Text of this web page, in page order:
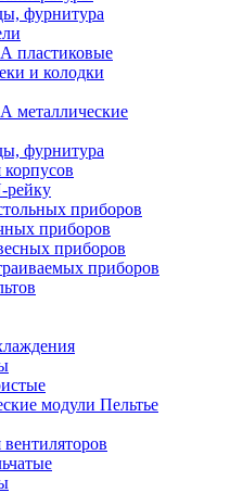
фурнитура
пластиковые
и колодки
металлические
фурнитура
рейку
приборов
приборов
приборов
приборов
модули Пельтье